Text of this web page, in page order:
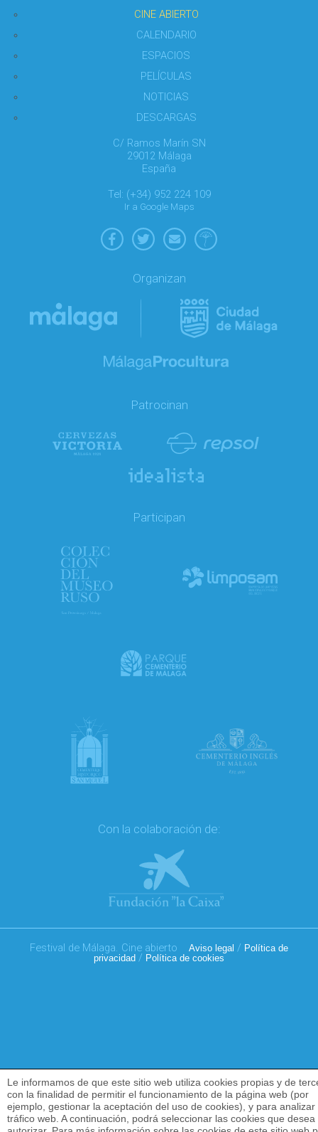
CINE ABIERTO
CALENDARIO
ESPACIOS
PELÍCULAS
NOTICIAS
DESCARGAS
C/ Ramos Marín SN
29012 Málaga
España
Tel: (+34) 952 224 109
Ir a Google Maps
Organizan
Patrocinan
Participan
Con la colaboración de:
Festival de Málaga. Cine abierto Aviso legal / Política de
privacidad / Política de cookies
Le informamos de que este sitio web utiliza cookies propias y de
con la finalidad de permitir el funcionamiento de la página web (por
ejemplo, gestionar la aceptación del uso de cookies), y para analizar
tráfico web. A continuación, podrá seleccionar las cookies que desea